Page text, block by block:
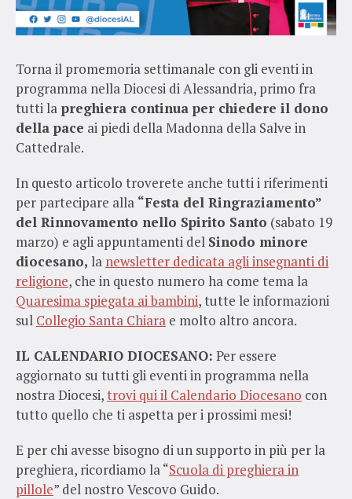
Torna il promemoria settimanale con gli eventi in
programma nella Diocesi di Alessandria, primo fra
tutti la preghiera continua per chiedere il dono
della pace ai piedi della Madonna della Salve in
Cattedrale.
In questo articolo troverete anche tutti i riferimenti
per partecipare alla “Festa del Ringraziamento”
del Rinnovamento nello Spirito Santo (sabato 19
marzo) e agli appuntamenti del Sinodo minore
diocesano, la newsletter dedicata agli insegnanti di
religione, che in questo numero ha come tema la
Quaresima spiegata ai bambini, tutte le informazioni
sul Collegio Santa Chiara e molto altro ancora.
IL CALENDARIO DIOCESANO: Per essere
aggiornato su tutti gli eventi in programma nella
nostra Diocesi,trovi qui il Calendario Diocesano con
tutto quello che ti aspetta per i prossimi mesi!
E per chi avesse bisogno di un supporto in più per la
preghiera, ricordiamo la “Scuola di preghiera in
pillole” del nostro Vescovo Guido.